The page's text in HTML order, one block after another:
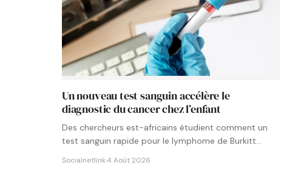
Un nouveau test sanguin accélère le
diagnostic du cancer chez l’enfant
Des chercheurs est-africains étudient comment un
test sanguin rapide pour le lymphome de Burkitt
Socialnetlink·4 Août 2026